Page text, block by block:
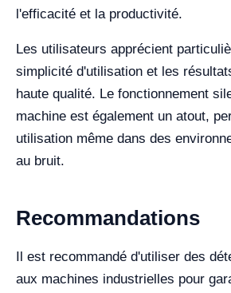
l'efficacité et la productivité.
Les utilisateurs apprécient
simplicité d'utilisation et les
haute qualité. Le fonctionnement
machine est également un atout,
utilisation même dans des
au bruit.
Recommandations
Il est recommandé d'utiliser des
aux machines industrielles pour